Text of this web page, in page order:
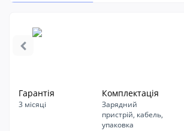
Гарантія
3 місяці
Комплектація
Зарядний
пристрій, кабель,
упаковка